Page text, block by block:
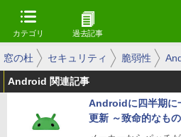
カテゴリ 過去記事
窓の杜 セキュリティ 脆弱性
Android 関連記事
Androidに四半期に
更新 ～致命的なも